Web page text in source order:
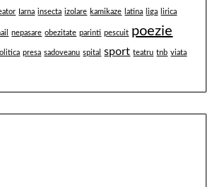
Iarna insecta izolare kamikaze latina liga lirica
nepasare obezitate parinti pescuit poezie
presa sadoveanu spital sport teatru tnb viata